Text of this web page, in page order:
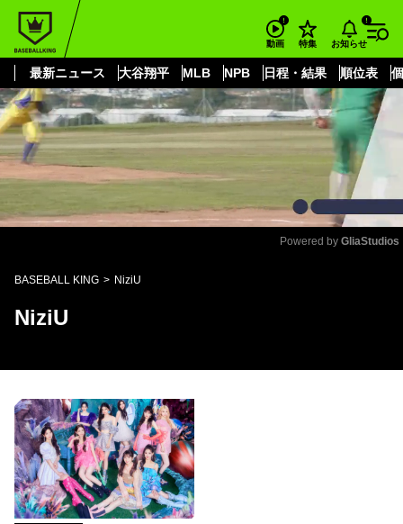
動画 特集 お知らせ
最新ニュース 大谷翔平 MLB NPB 日程・結果 順位表
もっと見る
Powered by GliaStudios
BASEBALL KING NiziU
NiziU